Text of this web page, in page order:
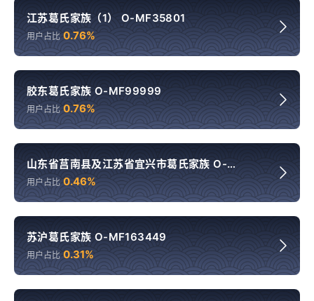
江苏葛氏家族（1） O-MF35801
用户占比 0.76%
胶东葛氏家族 O-MF99999
用户占比 0.76%
山东省莒南县及江苏省宜兴市葛氏家族 O-
MV192832
用户占比 0.46%
苏沪葛氏家族 O-MF163449
用户占比 0.31%